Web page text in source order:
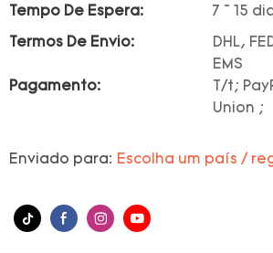
Tempo De Espera: 7 ~ 15
Termos De Envio:
DHL,
EMS
Pagamento:
T/t;
Union ;
Enviado para: Escolha um país /